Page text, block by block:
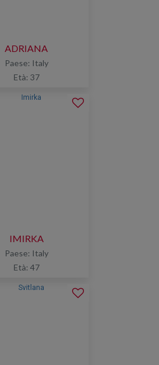
ADRIANA
Paese: Italy
Età: 37
IMIRKA
Paese: Italy
Età: 47